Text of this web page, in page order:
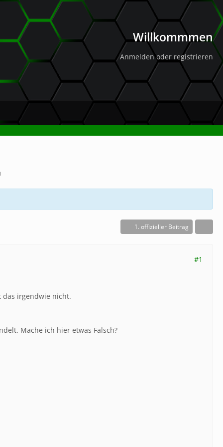
Willkommmen
Anmelden oder registrieren
1. offizieller Beitrag
#1
das irgendwie nicht.
Mache ich hier etwas Falsch?